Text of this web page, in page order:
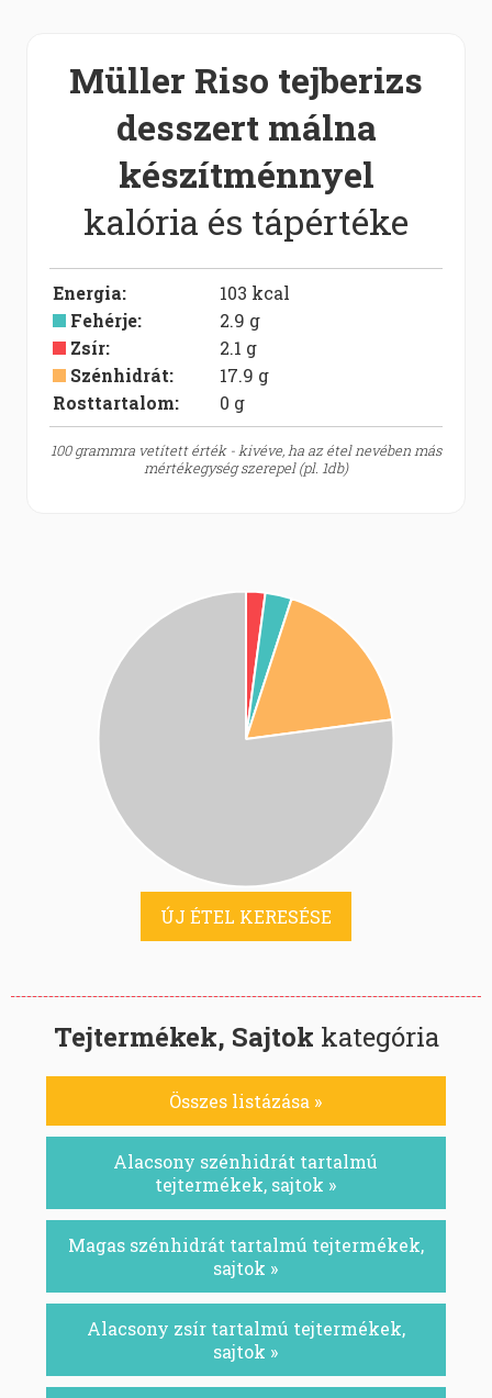
Müller Riso tejberizs
desszert málna
készítménnyel
kalória és tápértéke
Energia: 103 kcal
Fehérje: 2.9 g
Zsír: 2.1 g
Szénhidrát: 17.9 g
Rosttartalom:
0 g
100 grammra vetített érték - kivéve, ha az étel nevében más
mértékegység szerepel (pl. 1db)
ÚJ ÉTEL KERESÉSE
Tejtermékek, Sajtok kategória
Összes listázása »
Alacsony szénhidrát tartalmú
tejtermékek, sajtok »
Magas szénhidrát tartalmú tejtermékek,
sajtok »
Alacsony zsír tartalmú tejtermékek,
sajtok »